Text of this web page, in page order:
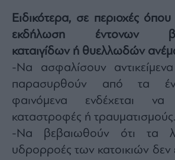
Ειδικότερα, σε περιοχές
εκδήλωση έντονων
καταιγίδων ή θυελλωδών
-Να ασφαλίσουν
παρασυρθούν από τα
φαινόμενα ενδέχεται να
καταστροφές ή τραυματισμούς.
-Να βεβαιωθούν ότι τα
υδρορροές των κατοικιών δεν